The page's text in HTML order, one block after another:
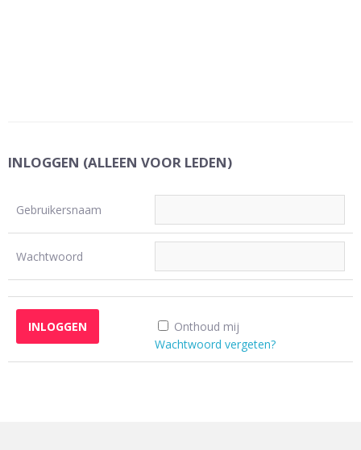
INLOGGEN (ALLEEN VOOR LEDEN)
Gebruikersnaam
Wachtwoord
Onthoud mij
Wachtwoord vergeten?